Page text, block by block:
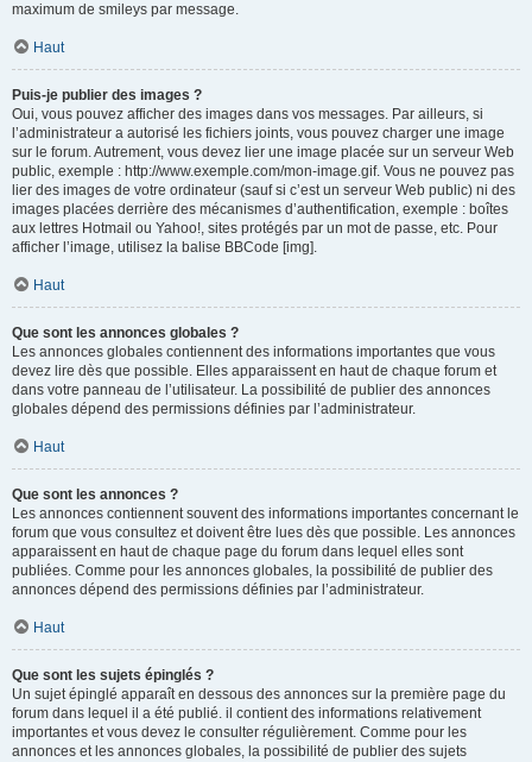
maximum de smileys par message.
Haut
Puis-je publier des images ?
Oui, vous pouvez afficher des images dans vos messages. Par ailleurs, si
l’administrateur a autorisé les fichiers joints, vous pouvez charger une image
sur le forum. Autrement, vous devez lier une image placée sur un serveur Web
public, exemple : http://www.exemple.com/mon-image.gif. Vous ne pouvez pas
lier des images de votre ordinateur (sauf si c’est un serveur Web public) ni des
images placées derrière des mécanismes d’authentification, exemple : boîtes
aux lettres Hotmail ou Yahoo!, sites protégés par un mot de passe, etc. Pour
afficher l’image, utilisez la balise BBCode [img].
Haut
Que sont les annonces globales ?
Les annonces globales contiennent des informations importantes que vous
devez lire dès que possible. Elles apparaissent en haut de chaque forum et
dans votre panneau de l’utilisateur. La possibilité de publier des annonces
globales dépend des permissions définies par l’administrateur.
Haut
Que sont les annonces ?
Les annonces contiennent souvent des informations importantes concernant le
forum que vous consultez et doivent être lues dès que possible. Les annonces
apparaissent en haut de chaque page du forum dans lequel elles sont
publiées. Comme pour les annonces globales, la possibilité de publier des
annonces dépend des permissions définies par l’administrateur.
Haut
Que sont les sujets épinglés ?
Un sujet épinglé apparaît en dessous des annonces sur la première page du
forum dans lequel il a été publié. il contient des informations relativement
importantes et vous devez le consulter régulièrement. Comme pour les
annonces et les annonces globales, la possibilité de publier des sujets